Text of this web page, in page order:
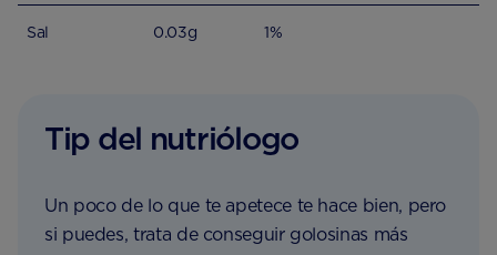
Sal 0.03g 1%
Tip del nutriólogo
Un poco de lo que te apetece te hace bien, pero
si puedes, trata de conseguir golosinas más